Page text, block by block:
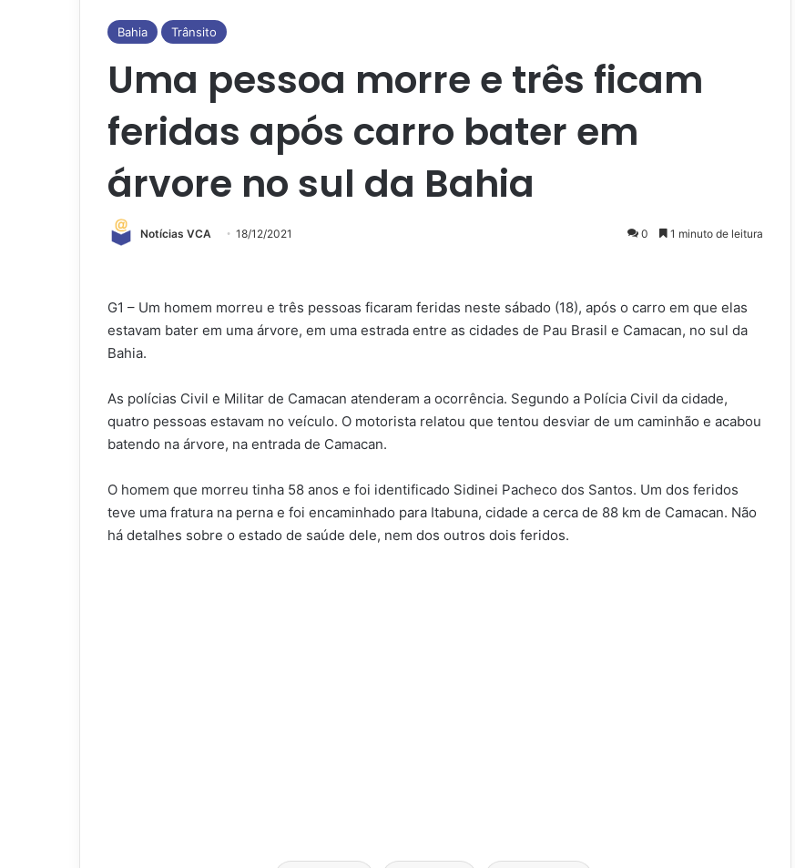
Bahia Trânsito
Uma pessoa morre e três ficam
feridas após carro bater em
árvore no sul da Bahia
Notícias VCA 18/12/2021 0 1 minuto de leitura
G1 – Um homem morreu e três pessoas ficaram feridas neste sábado (18), após o carro em que elas
estavam bater em uma árvore, em uma estrada entre as cidades de Pau Brasil e Camacan, no sul da
Bahia.
As polícias Civil e Militar de Camacan atenderam a ocorrência. Segundo a Polícia Civil da cidade,
quatro pessoas estavam no veículo. O motorista relatou que tentou desviar de um caminhão e acabou
batendo na árvore, na entrada de Camacan.
O homem que morreu tinha 58 anos e foi identificado Sidinei Pacheco dos Santos. Um dos feridos
teve uma fratura na perna e foi encaminhado para Itabuna, cidade a cerca de 88 km de Camacan. Não
há detalhes sobre o estado de saúde dele, nem dos outros dois feridos.